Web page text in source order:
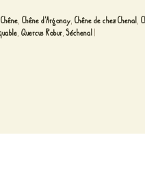
Chêne, Chêne d'Argonay, Chêne de chez Chenal,
, Quercus Robur,Séchenal